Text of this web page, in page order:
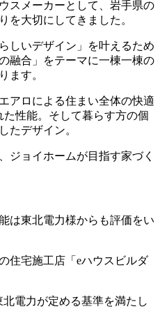
スメーカーとして、岩手県の
を大切にしてきました。
しいデザイン」を叶えるため
融合」をテーマに一棟一棟の
ます。
アロによる住まい全体の快適
性能。そして暮らす方の個
たデザイン。
ジョイホームが目指す家づく
は東北電力様からも評価をい
住宅施工店「eハウスビルダ
北電力が定める基準を満たし